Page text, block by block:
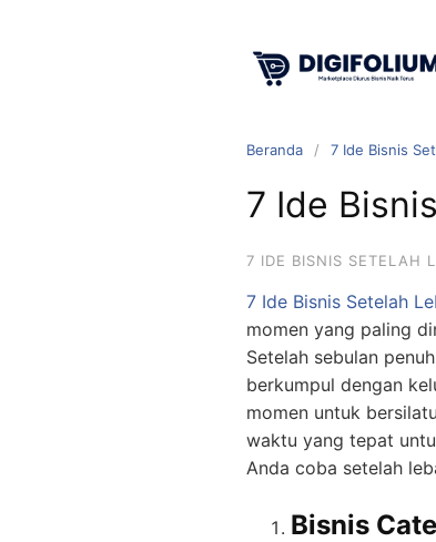
Beranda 7 Ide Bisnis
7 Ide
7 IDE BISNIS SETELAH
7 Ide Bisnis Setelah
momen yang paling
Setelah sebulan
berkumpul dengan
momen untuk
waktu yang tepat
Anda coba setelah
Bisnis